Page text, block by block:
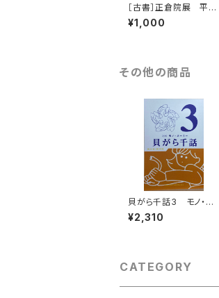
［古書］正倉院展 平成
五年
¥1,000
その他の商品
貝がら千話3 モノ・ホ
ーミー
¥2,310
CATEGORY